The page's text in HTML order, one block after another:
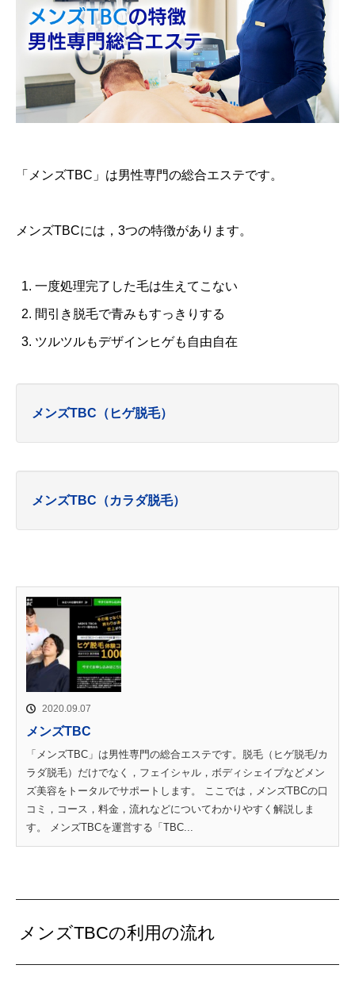
「メンズTBC」は男性専門の総合エステです。
メンズTBCには，3つの特徴があります。
一度処理完了した毛は生えてこない
間引き脱毛で青みもすっきりする
ツルツルもデザインヒゲも自由自在
メンズTBC（ヒゲ脱毛）
メンズTBC（カラダ脱毛）
2020.09.07
メンズTBC
「メンズTBC」は男性専門の総合エステです。脱毛（ヒゲ脱毛/カ
ラダ脱毛）だけでなく，フェイシャル，ボディシェイプなどメン
ズ美容をトータルでサポートします。 ここでは，メンズTBCの口
コミ，コース，料金，流れなどについてわかりやすく解説しま
す。 メンズTBCを運営する「TBC...
メンズTBCの利用の流れ